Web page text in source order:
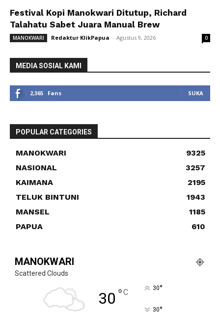
Festival Kopi Manokwari Ditutup, Richard
Talahatu Sabet Juara Manual Brew
MANOKWARI Redaktur KlikPapua - Agustus 9, 2026 0
MEDIA SOSIAL KAMI
2,365 Fans SUKA
POPULAR CATEGORIES
MANOKWARI
9325
NASIONAL
3257
KAIMANA
2195
TELUK BINTUNI
1943
MANSEL
1185
PAPUA
610
MANOKWARI
Scattered Clouds
30 °C 30°
30°